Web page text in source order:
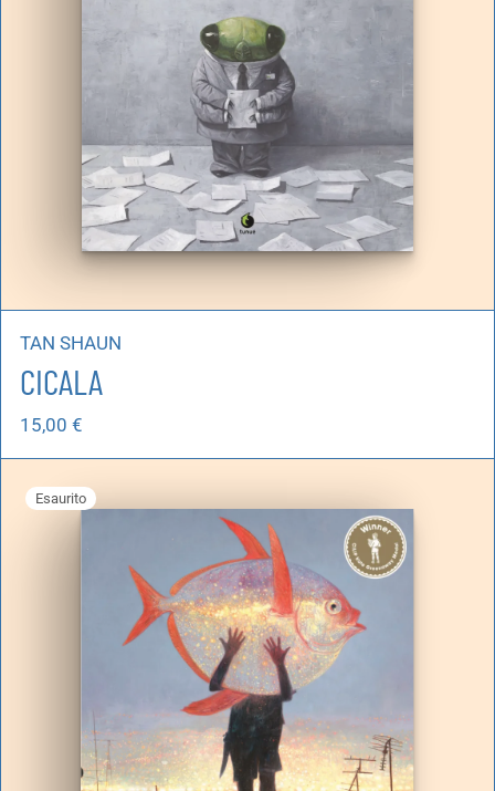
TAN SHAUN
CICALA
15,00 €
Esaurito